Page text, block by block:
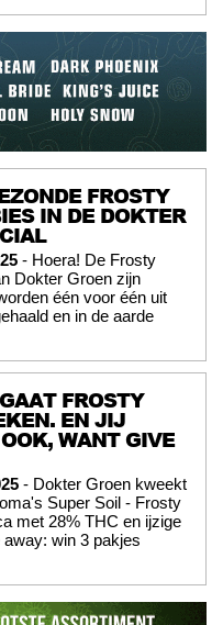
FROSTY
IN DE DOKTER
- Hoera! De Frosty
Dokter Groen zijn
één voor één uit
en in de aarde
FROSTY
EN JIJ
WANT GIVE
- Dokter Groen kweekt
Super Soil - Frosty
met 28% THC en ijzige
win 3 pakjes